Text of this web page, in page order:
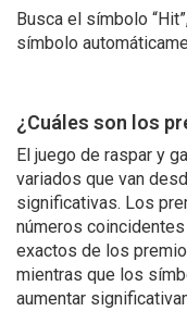
Busca el símbolo
símbolo
¿Cuáles son los
El juego de raspar y
variados que van
significativas. Los
números
exactos de los
mientras que los
aumentar